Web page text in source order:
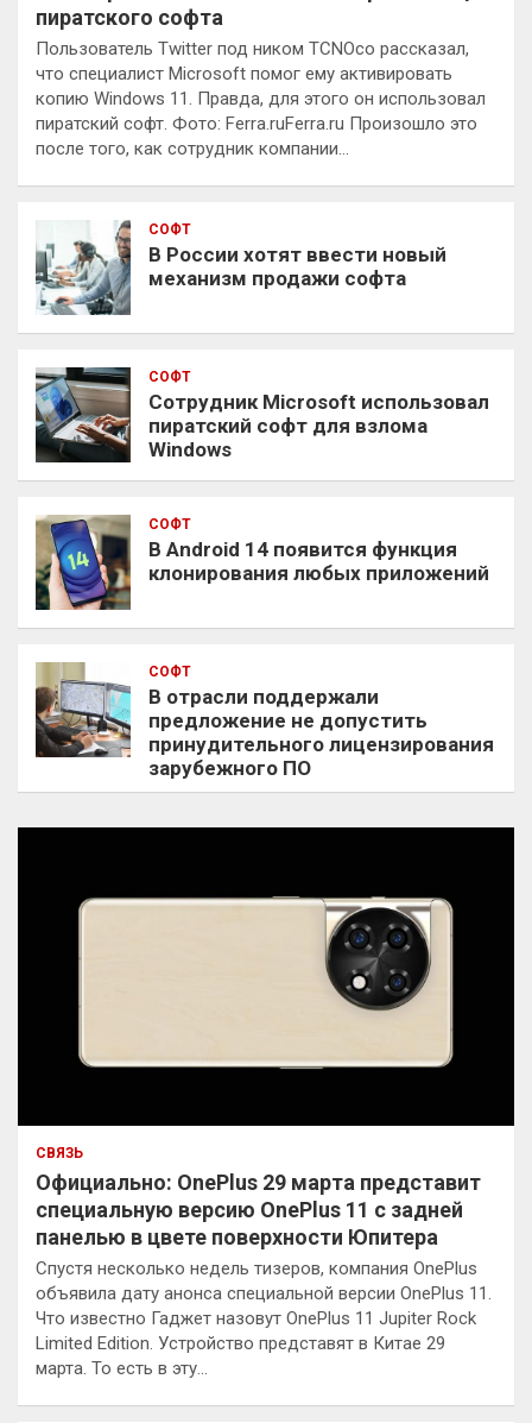
пиратского софта
Пользователь Twitter под ником TCNOco рассказал,
что специалист Microsoft помог ему активировать
копию Windows 11. Правда, для этого он использовал
пиратский софт. Фото: Ferra.ruFerra.ru Произошло это
после того, как сотрудник компании…
СОФТ
В России хотят ввести новый
механизм продажи софта
СОФТ
Сотрудник Microsoft использовал
пиратский софт для взлома
Windows
СОФТ
В Android 14 появится функция
клонирования любых приложений
СОФТ
В отрасли поддержали
предложение не допустить
принудительного лицензирования
зарубежного ПО
СВЯЗЬ
Официально: OnePlus 29 марта представит
специальную версию OnePlus 11 с задней
панелью в цвете поверхности Юпитера
Спустя несколько недель тизеров, компания OnePlus
объявила дату анонса специальной версии OnePlus 11.
Что известно Гаджет назовут OnePlus 11 Jupiter Rock
Limited Edition. Устройство представят в Китае 29
марта. То есть в эту…